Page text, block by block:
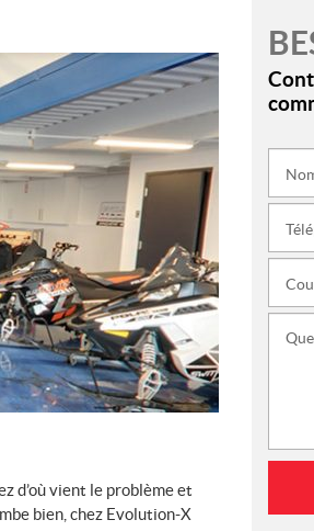
d’où vient le problème et
bien, chez Evolution-X